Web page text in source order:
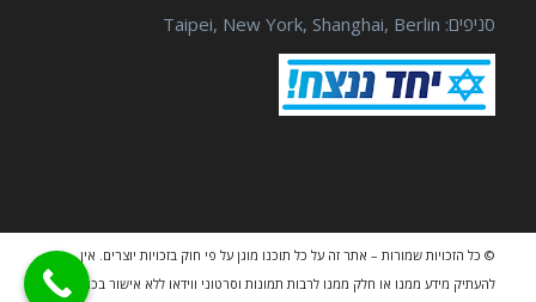
סניפים: Taipei, New York, Shanghai, Berlin
© כל הזכויות שמורות – אתר זה על כל תוכנו מוגן על פי חוק בזכויות יוצרים. אין
להעתיק מידע ממנו או חלק ממנו לרבות תמונות וסרטוני ווידאו ללא אישור בכתב מאת